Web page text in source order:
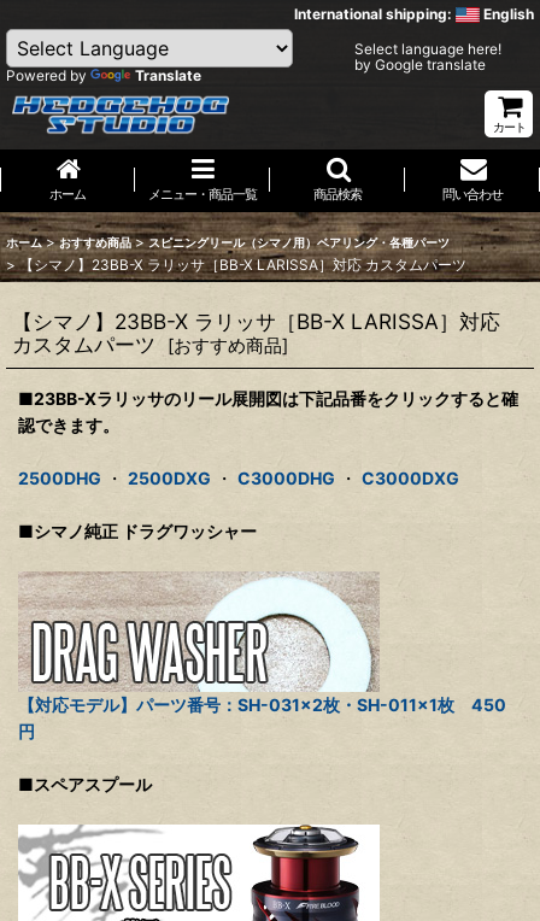
International shipping: English
Powered by Translate
Select language here!
by Google translate
カート
ホーム メニュー・商品一覧 商品検索 問い合わせ
ホーム > おすすめ商品 > スピニングリール（シマノ用）ベアリング・各種パーツ
> 【シマノ】23BB-X ラリッサ［BB-X LARISSA］対応 カスタムパーツ
【シマノ】23BB-X ラリッサ［BB-X LARISSA］対応
カスタムパーツ
[おすすめ商品]
■23BB-Xラリッサのリール展開図は下記品番をクリックすると確
認できます。
2500DHG ・ 2500DXG ・ C3000DHG ・ C3000DXG
■シマノ純正 ドラグワッシャー
【対応モデル】パーツ番号：SH-031×2枚・SH-011×1枚 450
円
■スペアスプール